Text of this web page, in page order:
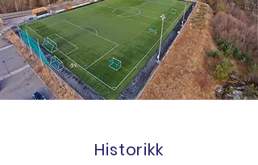
Historikk